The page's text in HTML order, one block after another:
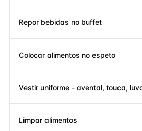
Repor bebidas no buffet
Colocar alimentos no espeto
Vestir uniforme - avental, touca,
Limpar alimentos